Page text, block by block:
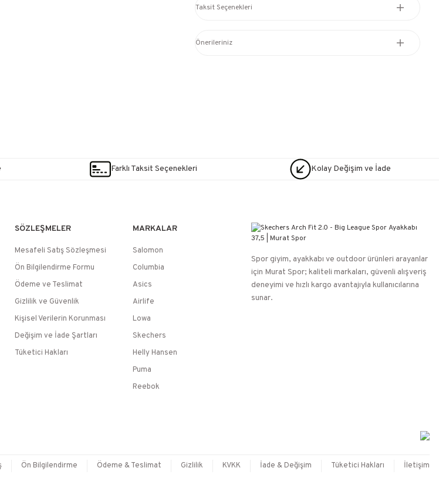
Taksit Seçenekleri
Önerileriniz
Farklı Taksit Seçenekleri Kolay Değişim ve İade
SÖZLEŞMELER
Mesafeli Satış Sözleşmesi
Ön Bilgilendirme Formu
Ödeme ve Teslimat
Gizlilik ve Güvenlik
Kişisel Verilerin Korunması
Değişim ve İade Şartları
Tüketici Hakları
MARKALAR
Salomon
Columbia
Asics
Airlife
Lowa
Skechers
Helly Hansen
Puma
Reebok
Spor giyim, ayakkabı ve outdoor ürünleri arayanlar
için Murat Spor; kaliteli markaları, güvenli alışveriş
deneyimi ve hızlı kargo avantajıyla kullanıcılarına
sunar.
Ön Bilgilendirme Ödeme & Teslimat Gizlilik KVKK İade & Değişim Tüketici Hakları İletişim